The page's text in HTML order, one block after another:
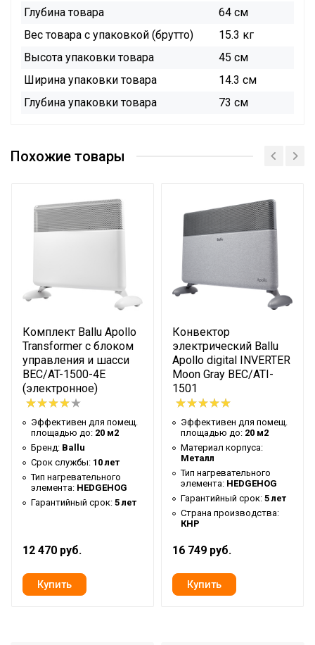
Глубина товара
64 см
Вес товара с упаковкой (брутто)
15.3 кг
Высота упаковки товара
45 см
Ширина упаковки товара
14.3 см
Глубина упаковки товара
73 см
Сертификат
Сертификат
Каталог
Похожие товары
Комплект Ballu Apollo
Transformer с блоком
управления и шасси
BEC/AT-1500-4E
(электронное)
Эффективен для помещ.
площадью до: 20 м2
Бренд: Ballu
Срок службы: 10 лет
Тип нагревательного
элемента: HEDGEHOG
Гарантийный срок: 5 лет
12 470 руб.
Конвектор
электрический Ballu
Apollo digital INVERTER
Moon Gray BEC/ATI-
1501
Эффективен для помещ.
площадью до: 20 м2
Материал корпуса:
Металл
Тип нагревательного
элемента: HEDGEHOG
Гарантийный срок: 5 лет
Страна производства:
КНР
16 749 руб.